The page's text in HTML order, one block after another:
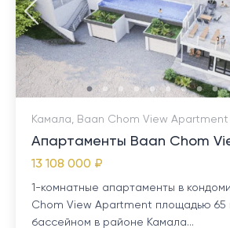
Камала, Baan Chom View Apartment
Апартаменты Baan Chom
13 108 000 ₽
1-комнатные апартаменты в
Chom View Apartment площадью 65
бассейном в районе Камала...